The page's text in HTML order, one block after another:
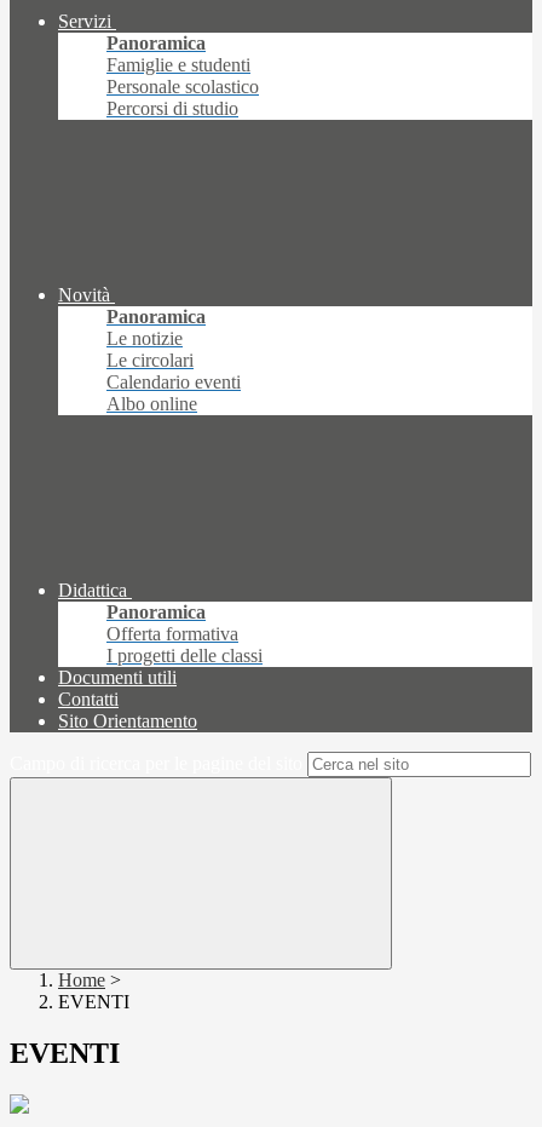
Servizi
Panoramica
Famiglie e studenti
Personale scolastico
Percorsi di studio
Novità
Panoramica
Le notizie
Le circolari
Calendario eventi
Albo online
Didattica
Panoramica
Offerta formativa
I progetti delle classi
Documenti utili
Contatti
Sito Orientamento
Home >
EVENTI
EVENTI